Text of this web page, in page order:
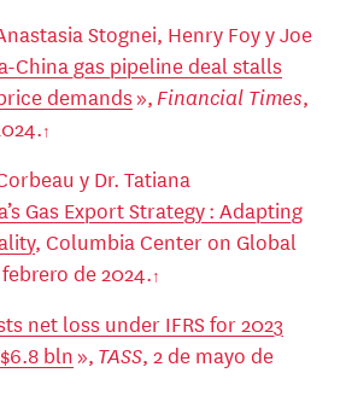
Stognei, Henry Foy y Joe
China gas pipeline deal stalls
demands»,Financial Times,
y Dr. Tatiana
Gas Export Strategy : Adapting
, Columbia Center on Global
de 2024.
net loss under IFRS for 2023
bln», TASS, 2 de mayo de